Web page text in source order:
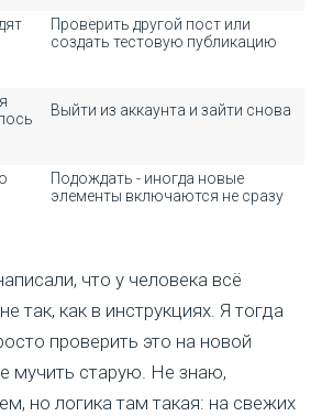
Проверить другой пост или
создать тестовую публикацию
Выйти из аккаунта и зайти снова
Подождать - иногда новые
элементы включаются не сразу
что у человека всё
так, как в инструкциях. Я тогда
проверить это на новой
мучить старую. Не знаю,
но логика там такая: на свежих